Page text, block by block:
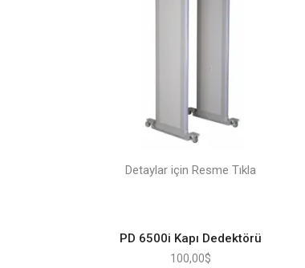
Detaylar için Resme Tıkla
PD 6500i Kapı Dedektörü
100,00$